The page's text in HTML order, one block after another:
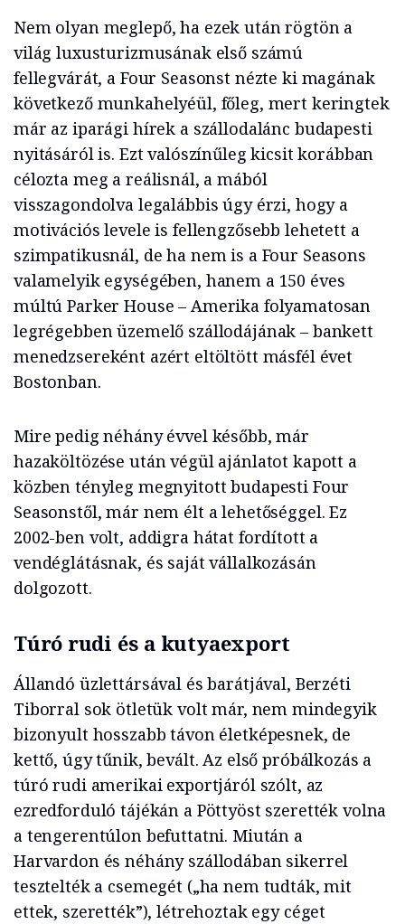
Nem olyan meglepő, ha ezek után rögtön a
világ luxusturizmusának első számú
fellegvárát, a Four Seasonst nézte ki magának
következő munkahelyéül, főleg, mert keringtek
már az iparági hírek a szállodalánc budapesti
nyitásáról is. Ezt valószínűleg kicsit korábban
célozta meg a reálisnál, a mából
visszagondolva legalábbis úgy érzi, hogy a
motivációs levele is fellengzősebb lehetett a
szimpatikusnál, de ha nem is a Four Seasons
valamelyik egységében, hanem a 150 éves
múltú Parker House – Amerika folyamatosan
legrégebben üzemelő szállodájának – bankett
menedzsereként azért eltöltött másfél évet
Bostonban.
Mire pedig néhány évvel később, már
hazaköltözése után végül ajánlatot kapott a
közben tényleg megnyitott budapesti Four
Seasonstől, már nem élt a lehetőséggel. Ez
2002-ben volt, addigra hátat fordított a
vendéglátásnak, és saját vállalkozásán
dolgozott.
Túró rudi és a kutyaexport
Állandó üzlettársával és barátjával, Berzéti
Tiborral sok ötletük volt már, nem mindegyik
bizonyult hosszabb távon életképesnek, de
kettő, úgy tűnik, bevált. Az első próbálkozás a
túró rudi amerikai exportjáról szólt, az
ezredforduló tájékán a Pöttyöst szerették volna
a tengerentúlon befuttatni. Miután a
Harvardon és néhány szállodában sikerrel
tesztelték a csemegét („ha nem tudták, mit
ettek, szerették”), létrehoztak egy céget